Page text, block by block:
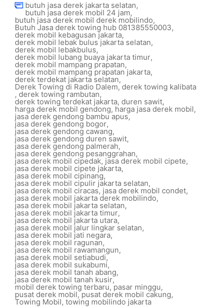
butuh jasa derek jakarta selatan,
butuh jasa derek mobil 24 jam,
butuh jasa derek mobil derek mobilindo,
Butuh Jasa derek towing hub 081385550003,
derek mobil kebagusan jakarta,
derek mobil lebak bulus jakarta selatan,
derek mobil lebakbulus,
derek mobil lubang buaya jakarta timur,
derek mobil mampang prapatan,
derek mobil mampang prapatan jakarta,
derek terdekat jakarta selatan,
Derek Towing di Radio Dalem, derek towing kalibata
, derek towing rambutan,
derek towing terdekat jakarta, duren sawit,
harga derek mobil gendong, harga jasa derek mobil,
jasa derek gendong bambu apus,
jasa derek gendong bogor,
jasa derek gendong cawang,
jasa derek gendong duren sawit,
jasa derek gendong palmerah,
jasa derek gendong pesanggrahan,
jasa derek mobil cipedak, jasa derek mobil cipete,
jasa derek mobil cipete jakarta,
jasa derek mobil cipinang,
jasa derek mobil cipulir jakarta selatan,
jasa derek mobil ciracas, jasa derek mobil condet,
jasa derek mobil jakarta derek mobilindo,
jasa derek mobil jakarta selatan,
jasa derek mobil jakarta timur,
jasa derek mobil jakarta utara,
jasa derek mobil jalur lingkar selatan,
jasa derek mobil jati negara,
jasa derek mobil ragunan,
jasa derek mobil rawamangun,
jasa derek mobil setiabudi,
jasa derek mobil sukabumi,
jasa derek mobil tanah abang,
jasa derek mobil tanah kusir,
mobil derek towing terbaru,pasar minggu,
pusat derek mobil,pusat derek mobil cakung,
Towing Mobil, towing mobilindo jakarta